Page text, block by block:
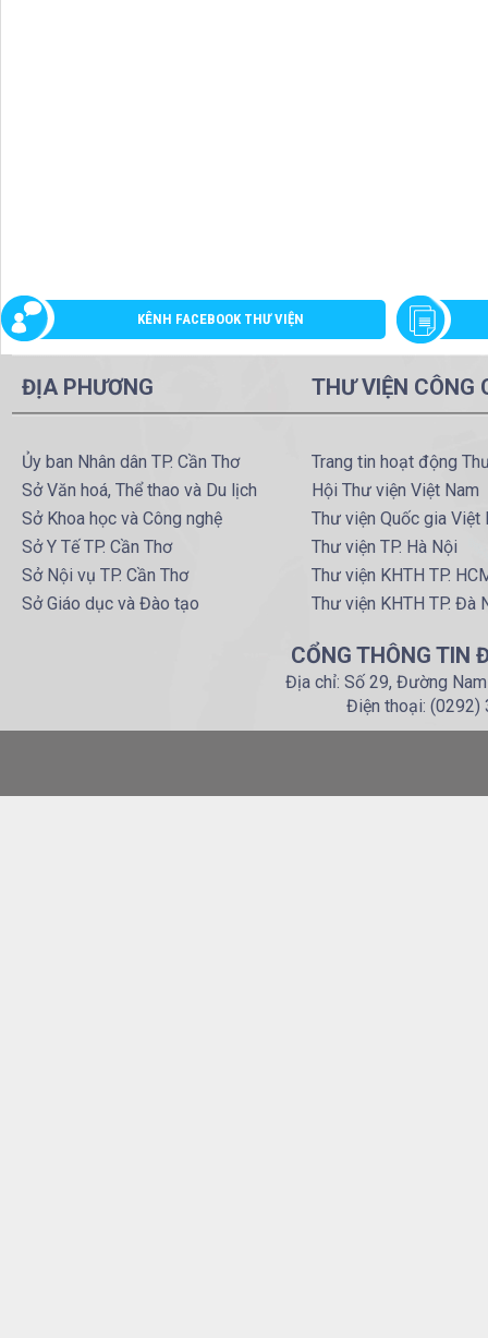
KÊNH FACEBOOK THƯ VIỆN
ĐỊA PHƯƠNG
Ủy ban Nhân dân TP. Cần Thơ
Sở Văn hoá, Thể thao và Du lịch
Sở Khoa học và Công nghệ
Sở Y Tế TP. Cần Thơ
Sở Nội vụ TP. Cần Thơ
Sở Giáo dục và Đào tạo
THƯ VIỆN CÔNG
Trang tin hoạt động
Hội Thư viện Việt Nam
Thư viện Quốc gia Việt
Thư viện TP. Hà Nội
Thư viện KHTH TP.
Thư viện KHTH TP. Đà
CỔNG THÔNG TIN
Địa chỉ: Số 29, Đường
Điện thoại: (0292)